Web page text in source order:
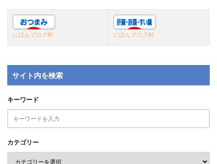
にほんブログ村 にほんブログ村
サイト内を検索
キーワード
カテゴリー